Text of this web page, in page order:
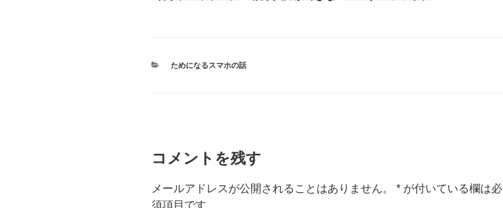
使ってみたがどう
カ
ためになるスマホの話
コメントを残す
メールアドレスが公開されることはありません。 * が付いている欄は必
須項目です